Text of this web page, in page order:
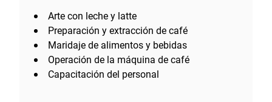
Arte con leche y latte
Preparación y extracción de café
Maridaje de alimentos y bebidas
Operación de la máquina de café
Capacitación del personal